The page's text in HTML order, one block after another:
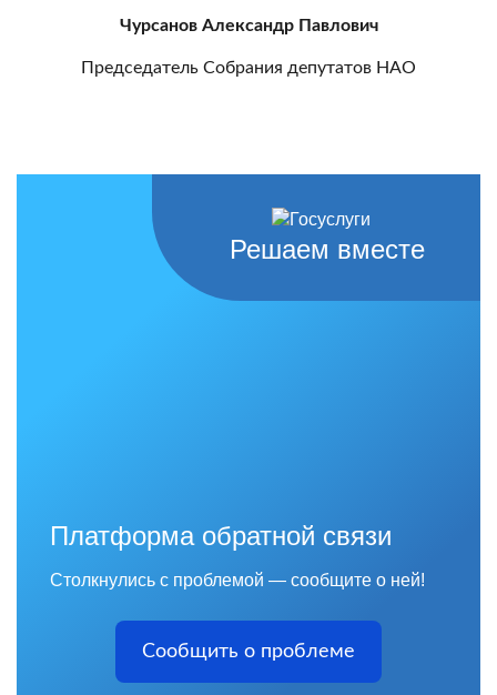
Чурсанов Александр Павлович
Председатель Собрания депутатов НАО
Решаем вместе
Платформа обратной связи
Столкнулись с проблемой — сообщите о ней!
Сообщить о проблеме